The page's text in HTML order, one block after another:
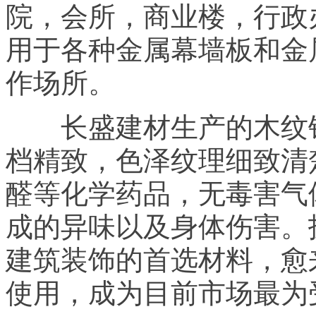
院，会所，商业楼，行
用于各种金属幕墙板和
作场所。
长盛建材生产的木纹
档精致，色泽纹理细致
醛等化学药品，无毒害
成的异味以及身体伤害
建筑装饰的首选材料，
使用，成为目前市场最